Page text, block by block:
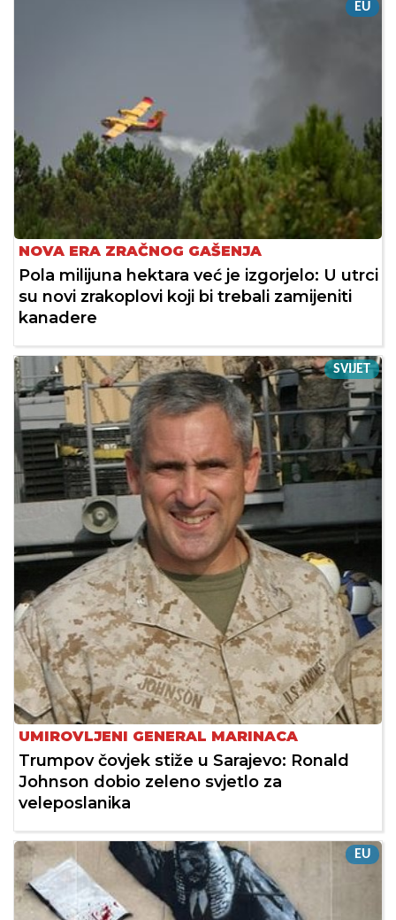
EU
NOVA ERA ZRAČNOG GAŠENJA
Pola milijuna hektara već je izgorjelo: U utrci
su novi zrakoplovi koji bi trebali zamijeniti
kanadere
SVIJET
UMIROVLJENI GENERAL MARINACA
Trumpov čovjek stiže u Sarajevo: Ronald
Johnson dobio zeleno svjetlo za
veleposlanika
EU